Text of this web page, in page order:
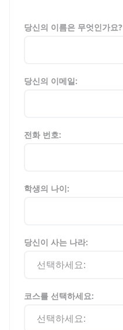
당신의 이름은 무엇인가요?
당신의 이메일:
전화 번호:
학생의 나이:
당신이 사는 나라:
코스를 선택하세요: